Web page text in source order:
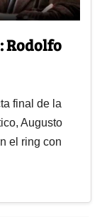
Rodolfo
final de la
Augusto
el ring con